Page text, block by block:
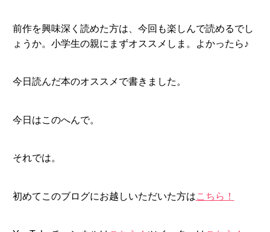
前作を興味深く読めた方は、今回も楽しんで読めるでし
ょうか。小学生の親にまずオススメしま。よかったら♪
今日読んだ本のオススメで書きました。
今日はこのへんで。
それでは。
初めてこのブログにお越しいただいた方はこちら！